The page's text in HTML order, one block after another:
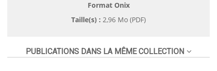
Format Onix
Taille(s) : 2,96 Mo (PDF)
PUBLICATIONS DANS LA MÊME COLLECTION